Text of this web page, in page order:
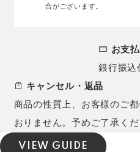
合がございます。
お支
銀行振込
キャンセル・返品
商品の性質上、お客様のご
おりません。予めご了承くだ
VIEW GUIDE